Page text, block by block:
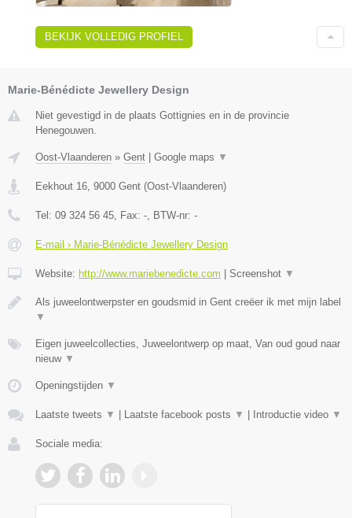
BEKIJK VOLLEDIG PROFIEL
Marie-Bénédicte Jewellery Design
Niet gevestigd in de plaats Gottignies en in de provincie
Henegouwen.
Oost-Vlaanderen » Gent Google maps ▼
Eekhout 16, 9000 Gent (Oost-Vlaanderen)
Tel: 09 324 56 45, Fax: -, BTW-nr: -
E-mail › Marie-Bénédicte Jewellery Design
Website: http://www.mariebenedicte.com Screenshot ▼
Als juweelontwerpster en goudsmid in Gent creëer ik met mijn label
▼
Eigen juweelcollecties, Juweelontwerp op maat, Van oud goud naar
nieuw ▼
Openingstijden ▼
Laatste tweets ▼ Laatste facebook posts ▼ Introductie video ▼
Sociale media: